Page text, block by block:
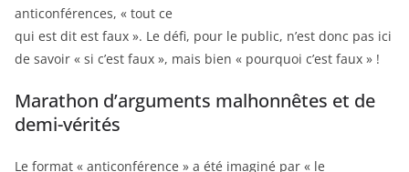
anticonférences, « tout ce
qui est dit est faux ». Le défi, pour le public, n’est donc pas ici
de savoir « si c’est faux », mais bien « pourquoi c’est faux » !
Marathon d’arguments malhonnêtes et de
demi-vérités
Le format « anticonférence » a été imaginé par « le